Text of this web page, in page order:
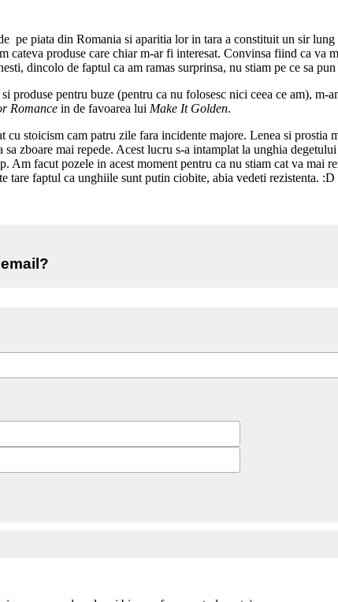
pe piata din Romania si aparitia lor in tara a constituit un sir
cateva produse care chiar m-ar fi interesat. Convinsa fiind ca
dincolo de faptul ca am ramas surprinsa, nu stiam pe ce sa
produse pentru buze (pentru ca nu folosesc nici ceea ce am),
Romance in de favoarea lui Make It Golden.
cu stoicism cam patru zile fara incidente majore. Lenea si prostia
zboare mai repede. Acest lucru s-a intamplat la unghia
Am facut pozele in acest moment pentru ca nu stiam cat va
tare faptul ca unghiile sunt putin ciobite, abia vedeti rezistenta. :D